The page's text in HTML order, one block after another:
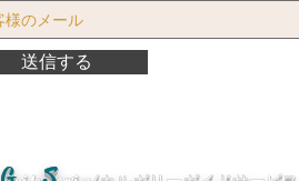
送信する